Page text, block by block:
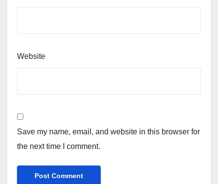
Website
Save my name, email, and website in this browser for
the next time I comment.